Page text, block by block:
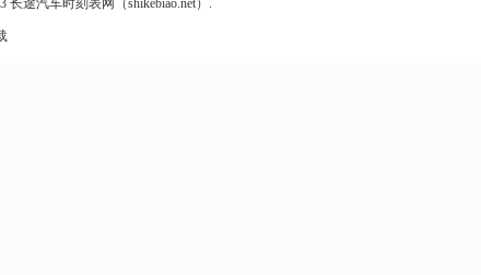
长途汽车时刻表网 （shikebiao.net）.